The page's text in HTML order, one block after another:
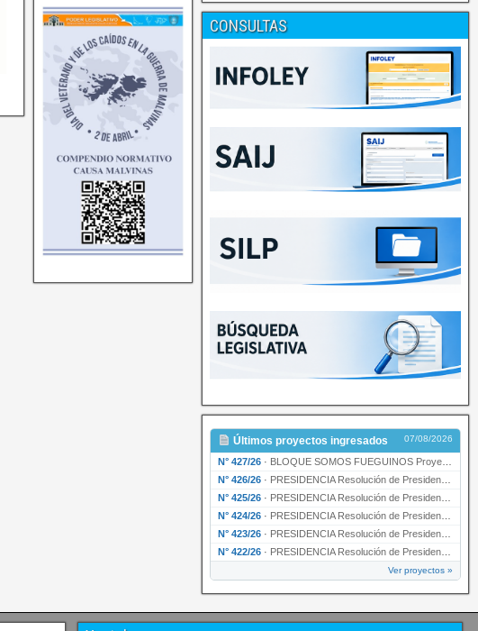
CONSULTAS
Últimos proyectos ingresados 07/08/2026
N° 427/26 · BLOQUE SOMOS FUEGUINOS Proyecto de Declaración declarando de interés provincial PRESIDENCI…
N° 426/26 · PRESIDENCIA Resolución de Presidencia N° 216/26 declarando de interés provincial la labor …
N° 425/26 · PRESIDENCIA Resolución de Presidencia N° 212/26 declarando de interés provincial el “50° A…
N° 424/26 · PRESIDENCIA Resolución de Presidencia Nº 210/26 declarando de interés provincial el proyec…
N° 423/26 · PRESIDENCIA Resolución de Presidencia Nº 209/26 declarando de interés provincial la presen…
N° 422/26 · PRESIDENCIA Resolución de Presidencia N° 200/26 para su ratificación.
Ver proyectos »